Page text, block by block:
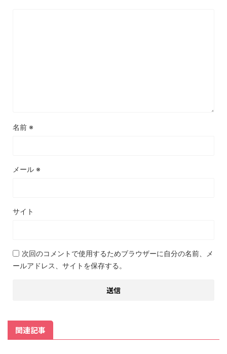
名前 ※
メール ※
サイト
次回のコメントで使用するためブラウザーに自分の名前、メ
ールアドレス、サイトを保存する。
関連記事